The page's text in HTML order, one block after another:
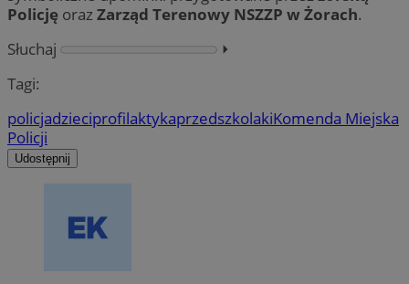
Policję orazZarząd Terenowy NSZZP w Żorach.
Słuchaj
⏵︎
Tagi:
policjadzieciprofilaktykaprzedszkolakiKomenda Miejska
Policji
Udostępnij